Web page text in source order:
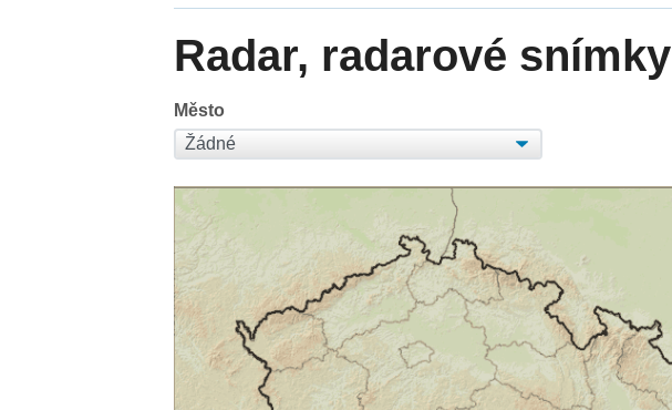
Radar, radarové snímky
Město